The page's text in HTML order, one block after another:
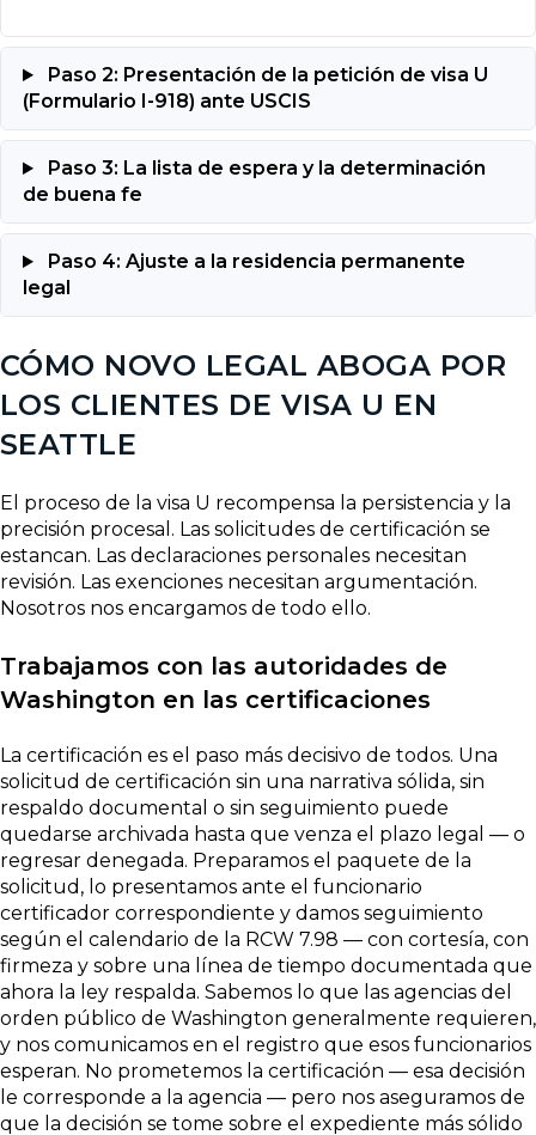
Paso 2: Presentación de la petición de visa U
(Formulario I-918) ante USCIS
Paso 3: La lista de espera y la determinación
de buena fe
Paso 4: Ajuste a la residencia permanente
legal
CÓMO NOVO LEGAL ABOGA POR
LOS CLIENTES DE VISA U EN
SEATTLE
El proceso de la visa U recompensa la persistencia y la
precisión procesal. Las solicitudes de certificación se
estancan. Las declaraciones personales necesitan
revisión. Las exenciones necesitan argumentación.
Nosotros nos encargamos de todo ello.
Trabajamos con las autoridades de
Washington en las certificaciones
La certificación es el paso más decisivo de todos. Una
solicitud de certificación sin una narrativa sólida, sin
respaldo documental o sin seguimiento puede
quedarse archivada hasta que venza el plazo legal — o
regresar denegada. Preparamos el paquete de la
solicitud, lo presentamos ante el funcionario
certificador correspondiente y damos seguimiento
según el calendario de la RCW 7.98 — con cortesía, con
firmeza y sobre una línea de tiempo documentada que
ahora la ley respalda. Sabemos lo que las agencias del
orden público de Washington generalmente requieren,
y nos comunicamos en el registro que esos funcionarios
esperan. No prometemos la certificación — esa decisión
le corresponde a la agencia — pero nos aseguramos de
que la decisión se tome sobre el expediente más sólido